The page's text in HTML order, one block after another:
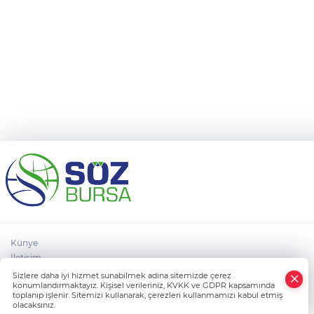
Künye
İletişim
Çerez Poltikası
Gizlilik Politikası
Kullanım Koşulları
Sizlere daha iyi hizmet sunabilmek adına sitemizde çerez
konumlandırmaktayız. Kişisel verileriniz, KVKK ve GDPR kapsamında
toplanıp işlenir. Sitemizi kullanarak, çerezleri kullanmamızı kabul etmiş
olacaksınız.
Whatsapp